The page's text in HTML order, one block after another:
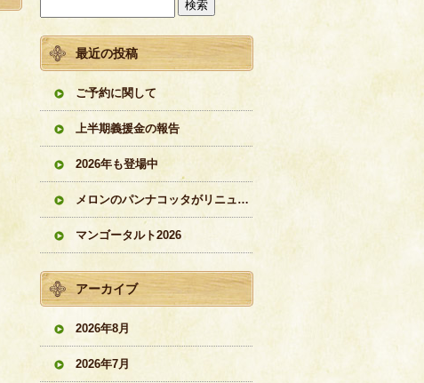
最近の投稿
ご予約に関して
上半期義援金の報告
2026年も登場中
メロンのパンナコッタがリニューアル
マンゴータルト2026
アーカイブ
2026年8月
2026年7月